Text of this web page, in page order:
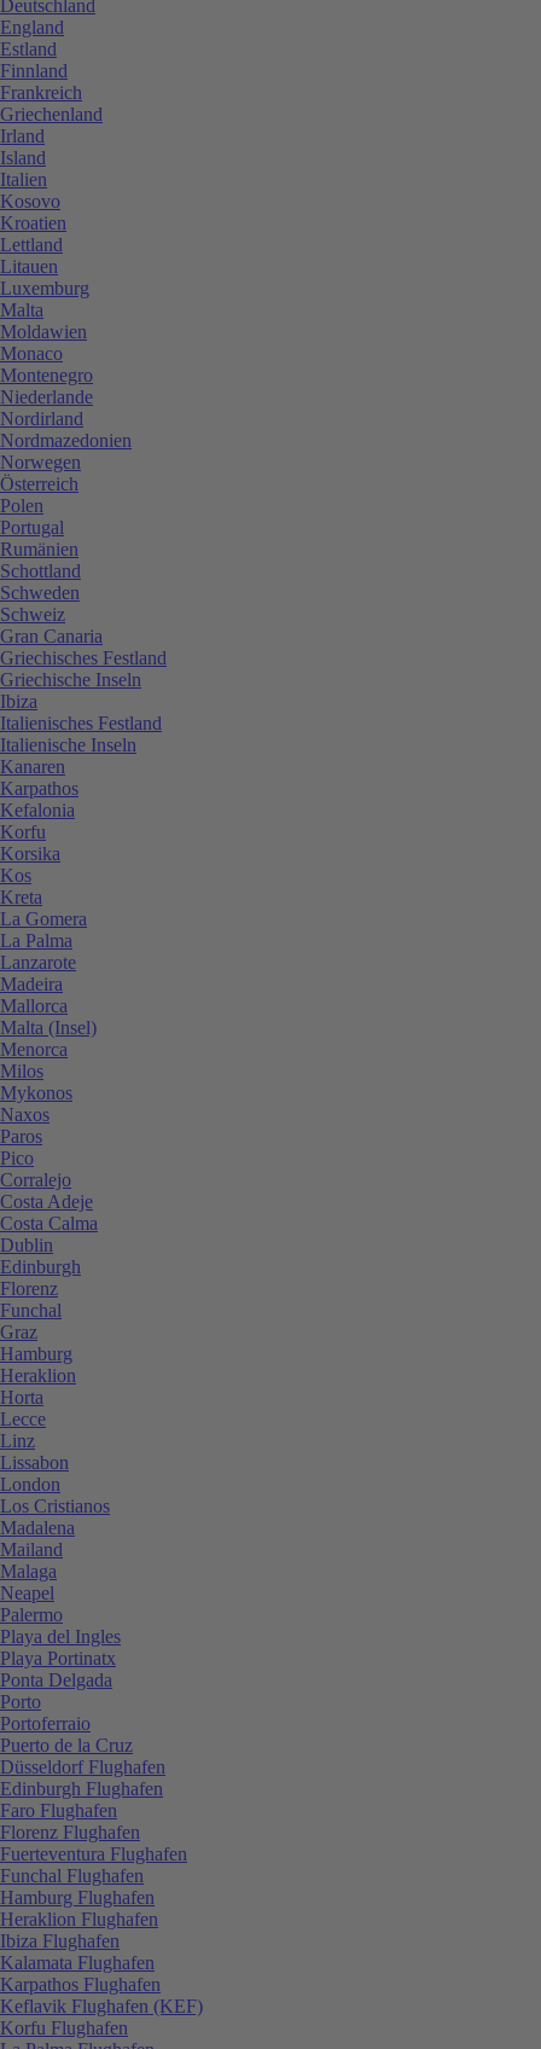
Deutschland
England
Estland
Finnland
Frankreich
Griechenland
Irland
Island
Italien
Kosovo
Kroatien
Lettland
Litauen
Luxemburg
Malta
Moldawien
Monaco
Montenegro
Niederlande
Nordirland
Nordmazedonien
Norwegen
Österreich
Polen
Portugal
Rumänien
Schottland
Schweden
Schweiz
Gran Canaria
Griechisches Festland
Griechische Inseln
Ibiza
Italienisches Festland
Italienische Inseln
Kanaren
Karpathos
Kefalonia
Korfu
Korsika
Kos
Kreta
La Gomera
La Palma
Lanzarote
Madeira
Mallorca
Malta (Insel)
Menorca
Milos
Mykonos
Naxos
Paros
Pico
Corralejo
Costa Adeje
Costa Calma
Dublin
Edinburgh
Florenz
Funchal
Graz
Hamburg
Heraklion
Horta
Lecce
Linz
Lissabon
London
Los Cristianos
Madalena
Mailand
Malaga
Neapel
Palermo
Playa del Ingles
Playa Portinatx
Ponta Delgada
Porto
Portoferraio
Puerto de la Cruz
Düsseldorf Flughafen
Edinburgh Flughafen
Faro Flughafen
Florenz Flughafen
Fuerteventura Flughafen
Funchal Flughafen
Hamburg Flughafen
Heraklion Flughafen
Ibiza Flughafen
Kalamata Flughafen
Karpathos Flughafen
Keflavik Flughafen (KEF)
Korfu Flughafen